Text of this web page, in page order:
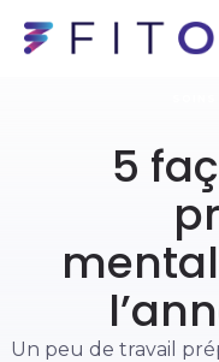
5
Un peu de travail